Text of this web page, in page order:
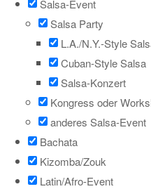
Salsa-Event
Salsa Party
L.A./N.Y.-Style
Cuban-Style Salsa
Salsa-Konzert
Kongress oder
anderes Salsa-Event
Bachata
Kizomba/Zouk
Latin/Afro-Event